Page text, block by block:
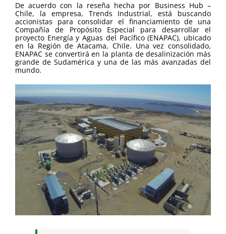
De acuerdo con la reseña hecha por Business Hub –
Chile, la empresa, Trends Industrial, está buscando
accionistas para consolidar el financiamiento de una
Compañía de Propósito Especial para desarrollar el
proyecto Energía y Aguas del Pacífico (ENAPAC), ubicado
en la Región de Atacama, Chile. Una vez consolidado,
ENAPAC se convertirá en la planta de desalinización más
grande de Sudamérica y una de las más avanzadas del
mundo.